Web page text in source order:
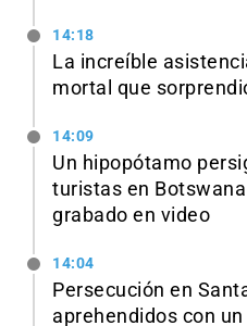
14:18
La increíble
mortal que
14:09
Un hipopótamo
turistas en
grabado en video
14:04
Persecución en
aprehendidos con